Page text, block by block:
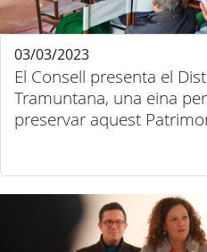
El Consell presenta el
Tramuntana, una eina
preservar aquest
03/03/2023